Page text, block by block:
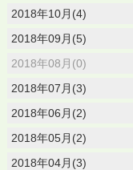
2018年10月(4)
2018年09月(5)
2018年08月(0)
2018年07月(3)
2018年06月(2)
2018年05月(2)
2018年04月(3)